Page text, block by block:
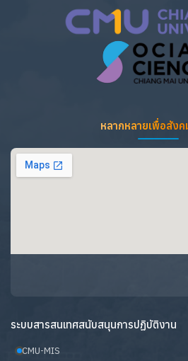
หลากหลายเพื่อสัง
ระบบสารสนเทศสนับสนุนการปฏิบัติงาน
CMU-MIS